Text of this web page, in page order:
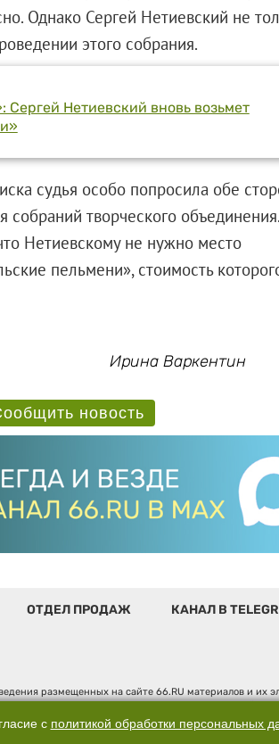
Однако Сергей Нетиевский не
этого собрания.
Нетиевский вновь возьмет
судья особо попросила обе
творческого объединения.
Нетиевскому не нужно место
пельмени», стоимость
Ирина Варкентин
новость
ОТДЕЛ ПРОДАЖ КАНАЛ В
размещенных на сайте 66.RU материалов и их
в сфере связи, информационных технологий
адрес: 620014, Свердловская обл., г.
7015, +7 (343) 288-50-66 info@news.66.ru Главный
с политикой обработки персональных